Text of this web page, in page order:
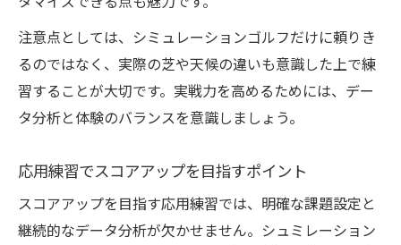
注意点としては、シミュレーションゴルフだけに頼りき
るのではなく、実際の芝や天候の違いも意識した上で練
習することが大切です。実戦力を高めるためには、デー
タ分析と体験のバランスを意識しましょう。
応用練習でスコアアップを目指すポイント
スコアアップを目指す応用練習では、明確な課題設定と
継続的なデータ分析が欠かせません。シュミレーション